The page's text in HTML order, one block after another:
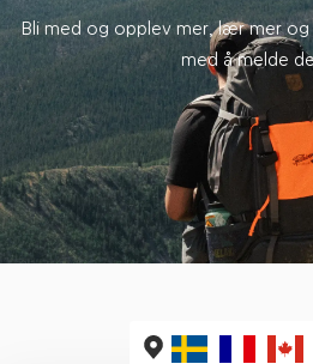
Bli med og opplev mer, lær mer og
med å melde